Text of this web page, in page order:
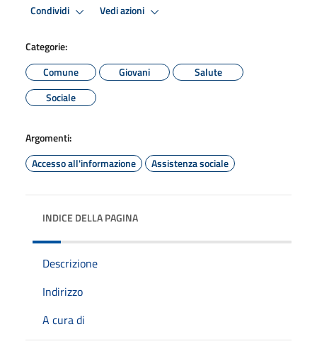
Condividi Vedi azioni
Categorie:
Comune
Giovani
Salute
Sociale
Argomenti:
Accesso all'informazione
Assistenza sociale
INDICE DELLA PAGINA
Descrizione
Indirizzo
A cura di